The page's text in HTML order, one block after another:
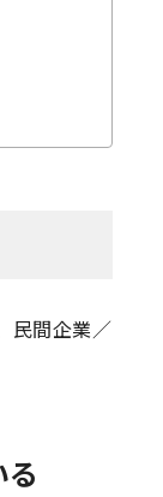
民間企業／